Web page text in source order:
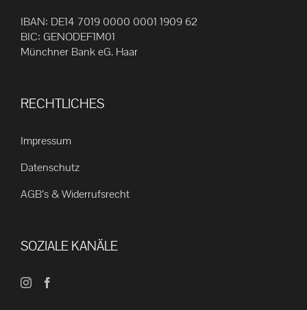
IBAN: DE14 7019 0000 0001 1909 62
BIC: GENODEF1M01
Münchner Bank eG. Haar
RECHTLICHES
Impressum
Datenschutz
AGB’s & Widerrufsrecht
SOZIALE KANÄLE